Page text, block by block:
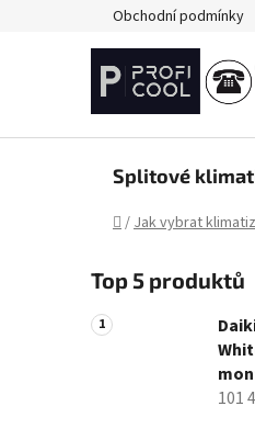
Obchodní podmínky
Splitové
Domů
/Jak vybrat
o
s
t
Top 5 produktů
101